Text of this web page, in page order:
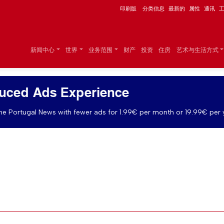
印刷版 分类信息 最新的 属性 通讯
新闻中心 世界 业务范围 财产 投资 住房 艺术与生活方式
Ads Experience
Portugal News with fewer ads for 1.99€ per month or 19.99€ per